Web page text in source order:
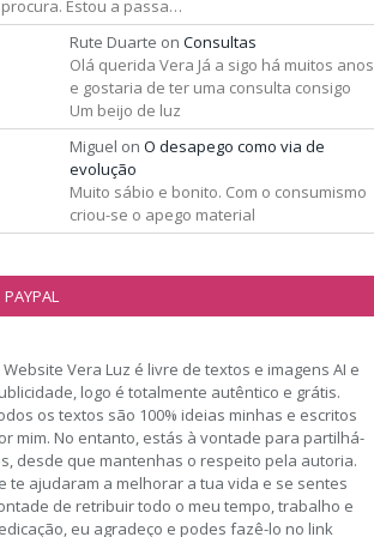
Estou a passa…
Rute Duarte on Consultas
Olá querida Vera Já a sigo há muitos anos
e gostaria de ter uma consulta consigo
Um beijo de luz
Miguel on O desapego como via de
evolução
Muito sábio e bonito. Com o consumismo
criou-se o apego material
PAYPAL
Website Vera Luz é livre de textos e imagens AI e
logo é totalmente autêntico e grátis.
os textos são 100% ideias minhas e escritos
mim. No entanto, estás à vontade para partilhá-
desde que mantenhas o respeito pela autoria.
te ajudaram a melhorar a tua vida e se sentes
de retribuir todo o meu tempo, trabalho e
eu agradeço e podes fazê-lo no link